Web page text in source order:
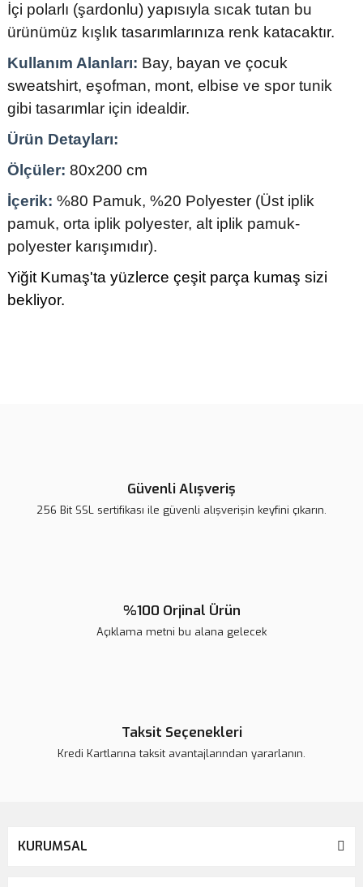
İçi polarlı (şardonlu) yapısıyla sıcak tutan bu
ürünümüz kışlık tasarımlarınıza renk katacaktır.
Kullanım Alanları: Bay, bayan ve çocuk
sweatshirt, eşofman, mont, elbise ve spor tunik
gibi tasarımlar için idealdir.
Ürün Detayları:
Ölçüler: 80x200 cm
İçerik: %80 Pamuk, %20 Polyester (Üst iplik
pamuk, orta iplik polyester, alt iplik pamuk-
polyester karışımıdır).
Yiğit Kumaş'ta yüzlerce çeşit parça kumaş sizi
bekliyor.
Güvenli Alışveriş
256 Bit SSL sertifikası ile güvenli alışverişin keyfini çıkarın.
%100 Orjinal Ürün
Açıklama metni bu alana gelecek
Taksit Seçenekleri
Kredi Kartlarına taksit avantajlarından yararlanın.
KURUMSAL